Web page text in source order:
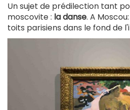
Un sujet de prédilection tant
moscovite : la danse. A
toits parisiens dans le fond de